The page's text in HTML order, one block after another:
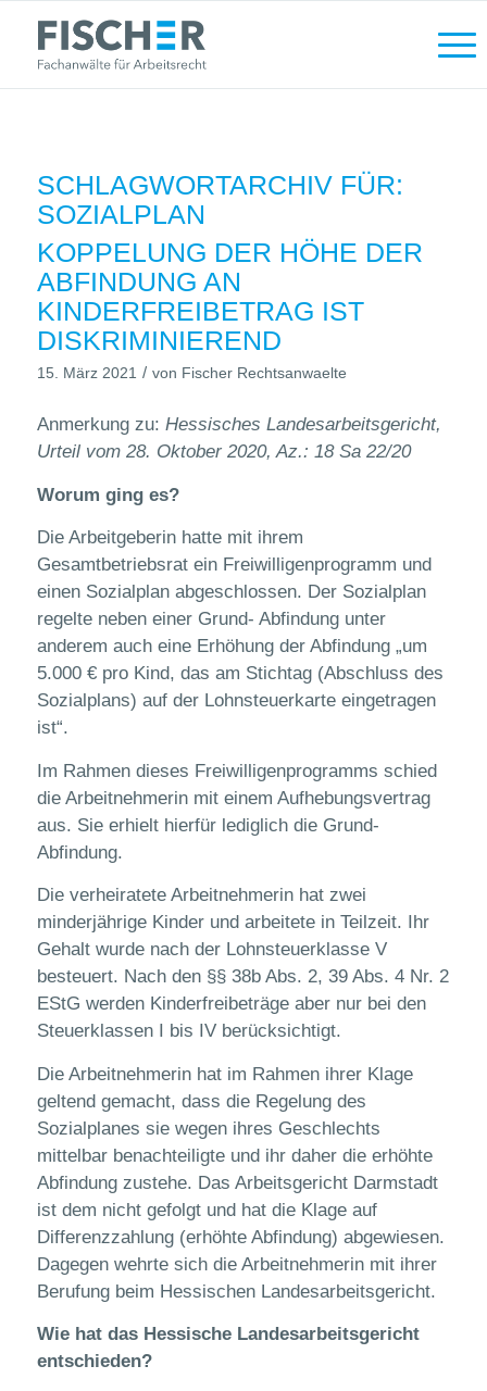
SCHLAGWORTARCHIV FÜR:
SOZIALPLAN
KOPPELUNG DER HÖHE DER
ABFINDUNG AN
KINDERFREIBETRAG IST
DISKRIMINIEREND
15. März 2021 / von Fischer Rechtsanwaelte
Anmerkung zu: Hessisches Landesarbeitsgericht,
Urteil vom 28. Oktober 2020, Az.: 18 Sa 22/20
Worum ging es?
Die Arbeitgeberin hatte mit ihrem
Gesamtbetriebsrat ein Freiwilligenprogramm und
einen Sozialplan abgeschlossen. Der Sozialplan
regelte neben einer Grund- Abfindung unter
anderem auch eine Erhöhung der Abfindung „um
5.000 € pro Kind, das am Stichtag (Abschluss des
Sozialplans) auf der Lohnsteuerkarte eingetragen
ist“.
Im Rahmen dieses Freiwilligenprogramms schied
die Arbeitnehmerin mit einem Aufhebungsvertrag
aus. Sie erhielt hierfür lediglich die Grund-
Abfindung.
Die verheiratete Arbeitnehmerin hat zwei
minderjährige Kinder und arbeitete in Teilzeit. Ihr
Gehalt wurde nach der Lohnsteuerklasse V
besteuert. Nach den §§ 38b Abs. 2, 39 Abs. 4 Nr. 2
EStG werden Kinderfreibeträge aber nur bei den
Steuerklassen I bis IV berücksichtigt.
Die Arbeitnehmerin hat im Rahmen ihrer Klage
geltend gemacht, dass die Regelung des
Sozialplanes sie wegen ihres Geschlechts
mittelbar benachteiligte und ihr daher die erhöhte
Abfindung zustehe. Das Arbeitsgericht Darmstadt
ist dem nicht gefolgt und hat die Klage auf
Differenzzahlung (erhöhte Abfindung) abgewiesen.
Dagegen wehrte sich die Arbeitnehmerin mit ihrer
Berufung beim Hessischen Landesarbeitsgericht.
Wie hat das Hessische Landesarbeitsgericht
entschieden?